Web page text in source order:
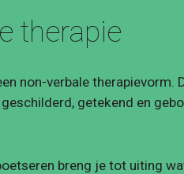
therapie
non-verbale
getekend en
breng je tot uiting